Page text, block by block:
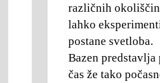
različnih
lahko
postane svetloba.
Bazen
čas že tako